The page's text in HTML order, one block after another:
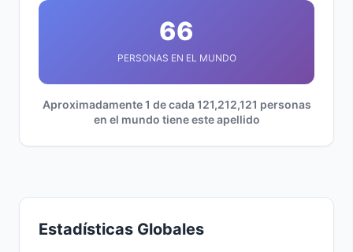
66
PERSONAS EN EL MUNDO
Aproximadamente 1 de cada 121,212,121 personas
en el mundo tiene este apellido
Estadísticas Globales